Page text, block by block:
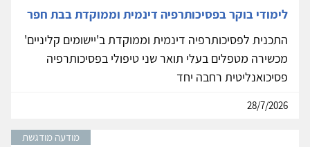
לימודי בוקר בפסיכותרפיה דינמית וממוקדת בבת חפר
התכנית לפסיכותרפיה דינמית וממוקדת ב'יישומים קליניים'
מכשירה מטפלים בעלי תואר שני טיפולי בפסיכותרפיה
פסיכואנליטית רחבה יחד
28/7/2026
מודעה מודגשת